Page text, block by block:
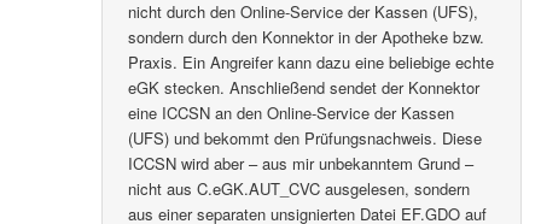
nicht durch den Online-Service der Kassen (UFS),
sondern durch den Konnektor in der Apotheke bzw.
Praxis. Ein Angreifer kann dazu eine beliebige echte
eGK stecken. Anschließend sendet der Konnektor
eine ICCSN an den Online-Service der Kassen
(UFS) und bekommt den Prüfungsnachweis. Diese
ICCSN wird aber – aus mir unbekanntem Grund –
nicht aus C.eGK.AUT_CVC ausgelesen, sondern
aus einer separaten unsignierten Datei EF.GDO auf